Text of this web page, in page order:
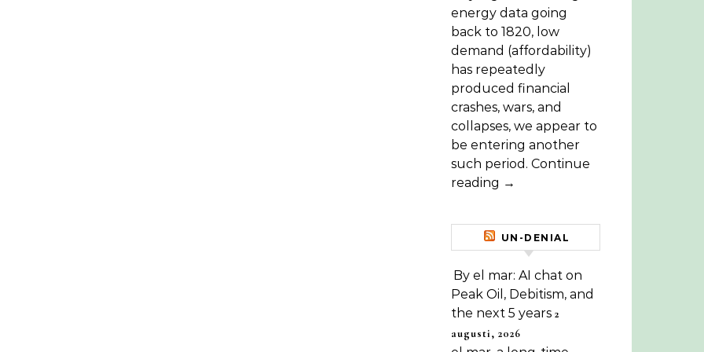
energy data going
back to 1820, low
demand (affordability)
has repeatedly
produced financial
crashes, wars, and
collapses, we appear to
be entering another
such period. Continue
reading →
UN-DENIAL
By el mar: AI chat on
Peak Oil, Debitism, and
the next 5 years 2
augusti, 2026